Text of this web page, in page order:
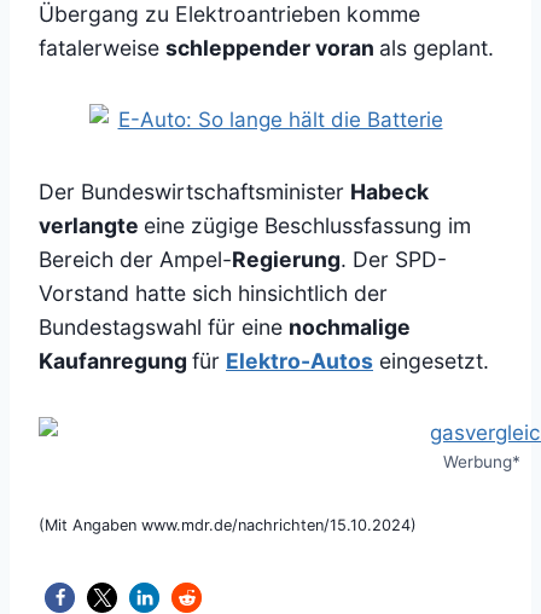
Übergang zu Elektroantrieben komme
fatalerweise schleppender voran als geplant.
Der Bundeswirtschaftsminister Habeck
verlangte eine zügige Beschlussfassung im
Bereich der Ampel-Regierung. Der SPD-
Vorstand hatte sich hinsichtlich der
Bundestagswahl für eine nochmalige
Kaufanregung für Elektro-Autos eingesetzt.
Werbung*
(Mit Angaben www.mdr.de/nachrichten/15.10.2024)